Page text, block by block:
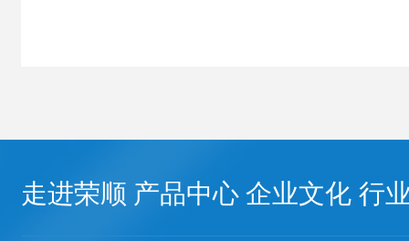
走进荣顺 产品中心 企业文化 行